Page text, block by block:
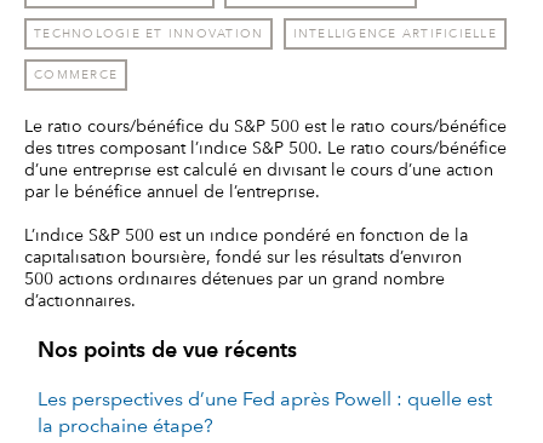
TECHNOLOGIE ET INNOVATION INTELLIGENCE ARTIFICIELLE
COMMERCE
Le ratio cours/bénéfice du S&P 500 est le ratio cours/bénéfice
des titres composant l’indice S&P 500. Le ratio cours/bénéfice
d’une entreprise est calculé en divisant le cours d’une action
par le bénéfice annuel de l’entreprise.
L’indice S&P 500 est un indice pondéré en fonction de la
capitalisation boursière, fondé sur les résultats d’environ
500 actions ordinaires détenues par un grand nombre
d’actionnaires.
Nos points de vue récents
Les perspectives d’une Fed après Powell : quelle est
la prochaine étape?